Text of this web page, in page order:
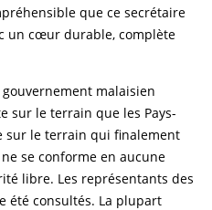
que ce secrétaire
un cœur durable, complète
malaisien
sur le terrain que les Pays-
sur le terrain qui finalement
se conforme en aucune
libre. Les représentants des
été consultés. La plupart